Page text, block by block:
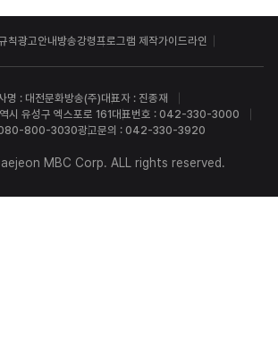
칙광고안내방송강령프로그램 제작가이드라인
명 : 대전문화방송(주)대표자 : 진종재
시 유성구 엑스포로 161대표번호 : 042-330-3000
080-800-3030광고문의 : 042-330-3920
MBC Corp. ALL rights reserved.